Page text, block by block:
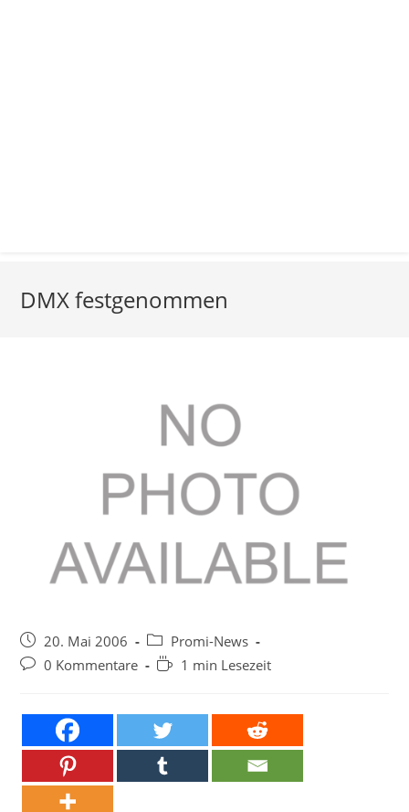
DMX festgenommen
Beitrag
veröffentlicht:
20. Mai 2006
Beitrags-
Kategorie:
Promi-News
Beitrags-
0 Kommentare Lesedauer:
1 min Lesezeit